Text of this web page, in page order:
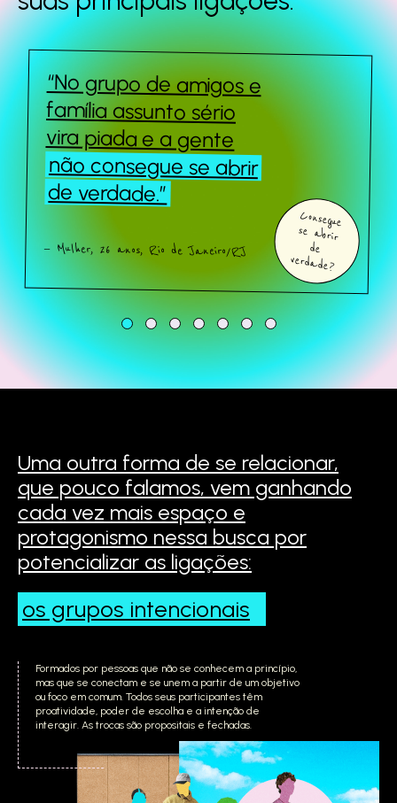
Queridos Estranhos
Sobre o estudo
Quem somos
Fale com a gente
Baixe o estudo
“No grupo de amigos e
família assunto sério
vira piada e a gente
não consegue se abrir
de verdade.”
— Mulher, 26 anos, Rio de Janeiro/RJ
Consegue
se abrir
de
verdade?
Uma outra forma de se relacionar,
que pouco falamos, vem ganhando
cada vez mais espaço e
protagonismo nessa busca por
potencializar as ligações:
os grupos intencionais
Formados por pessoas que não se conhecem a princípio,
mas que se conectam e se unem a partir de um objetivo
ou foco em comum. Todos seus participantes têm
proatividade, poder de escolha e a intenção de
interagir. As trocas são propositais e fechadas.